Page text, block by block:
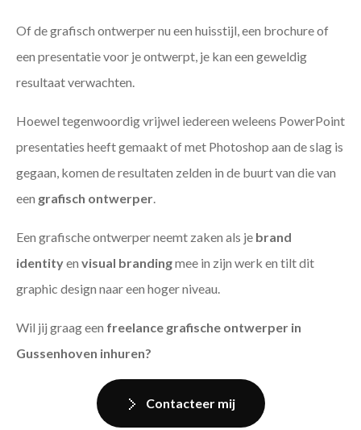
Of de grafisch ontwerper nu een huisstijl, een brochure of
een presentatie voor je ontwerpt, je kan een geweldig
resultaat verwachten.
Hoewel tegenwoordig vrijwel iedereen weleens PowerPoint
presentaties heeft gemaakt of met Photoshop aan de slag is
gegaan, komen de resultaten zelden in de buurt van die van
een grafisch ontwerper
Een grafische ontwerper neemt zaken als je brand
identityen visual brandingmee in zijn werk en tilt dit
graphic design naar een hoger niveau.
Wil jij graag een freelance grafische ontwerper in
Gussenhoven inhuren?
Contacteer mij